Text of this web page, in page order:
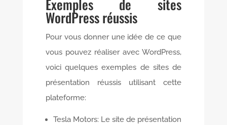
Exemples de sites
WordPress réussis
Pour vous donner une idée de ce que
vous pouvez réaliser avec WordPress,
voici quelques exemples de sites de
présentation réussis utilisant cette
plateforme:
Tesla Motors: Le site de présentation